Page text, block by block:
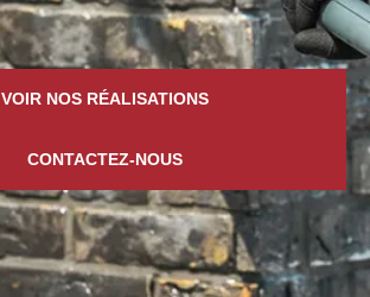
VOIR NOS RÉALISATIONS
CONTACTEZ-NOUS